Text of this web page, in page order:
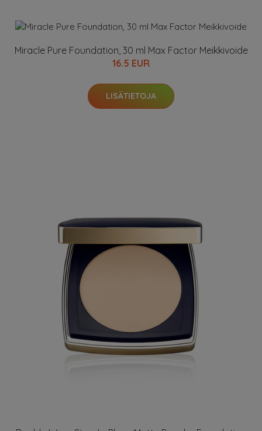
Miracle Pure Foundation, 30 ml Max Factor Meikkivoide
16.5 EUR
LISÄTIETOJA